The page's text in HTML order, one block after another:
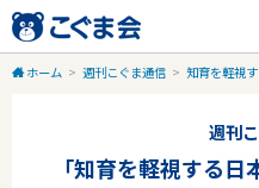
ホーム > 週刊こぐま通信 > 知育を軽視
週刊
「知育を軽視する日